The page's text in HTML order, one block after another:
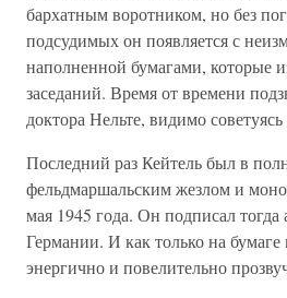
бархатным воротником, но без
подсудимых он появляется с
наполненной бумагами, которые
заседаний. Время от времени
доктора Нельте, видимо
Последний раз Кейтель был в
фельдмаршальским жезлом и
мая 1945 года. Он подписал тогда
Германии. И как только на бумаге
энергично и повелительно